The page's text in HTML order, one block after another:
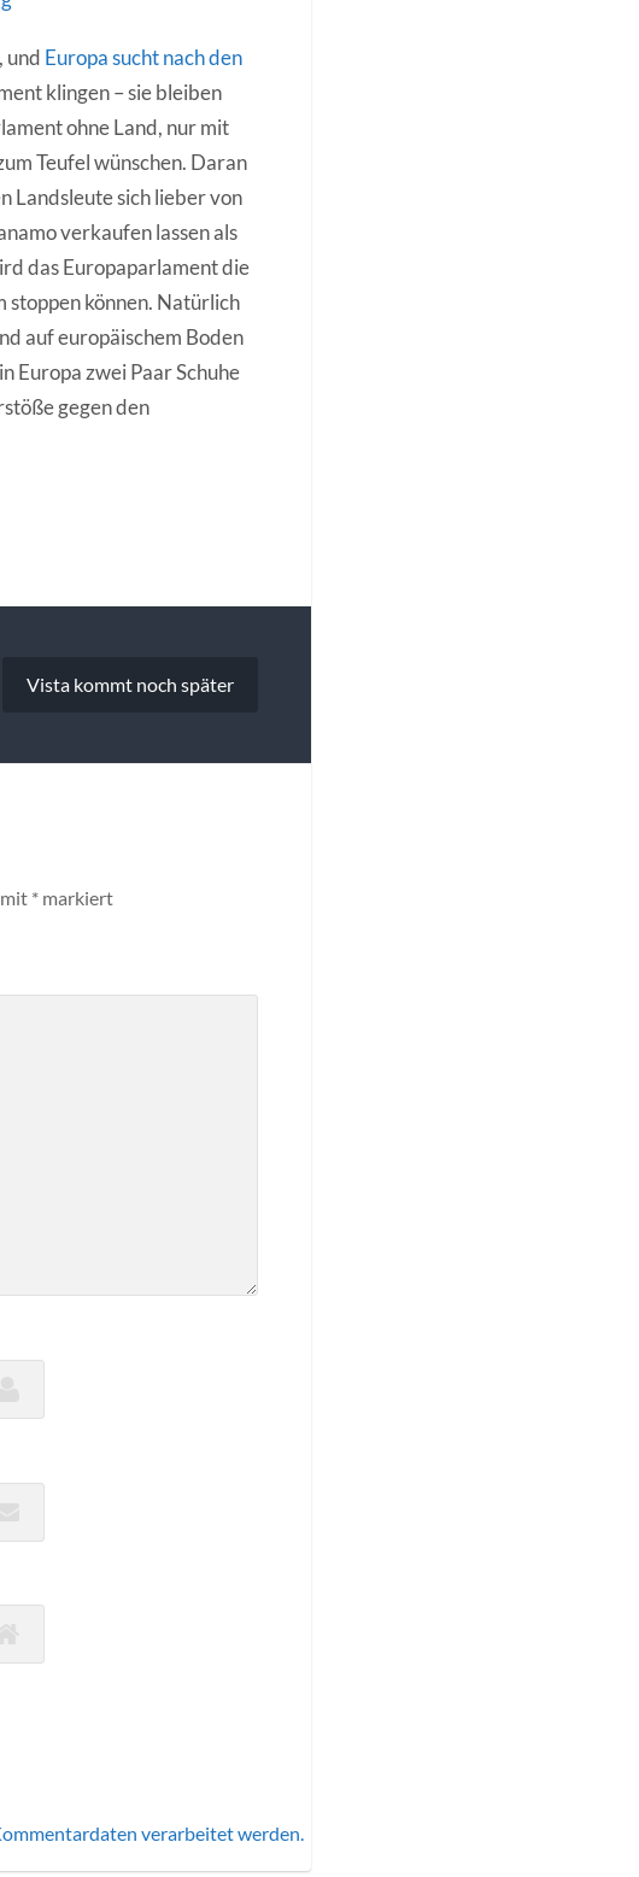
und Europa sucht nach den
klingen – sie bleiben
ohne Land, nur mit
Teufel wünschen. Daran
Landsleute sich lieber von
verkaufen lassen als
das Europaparlament die
stoppen können. Natürlich
auf europäischem Boden
Europa zwei Paar Schuhe
gegen den
Vista kommt noch später
* markiert
verarbeitet werden.